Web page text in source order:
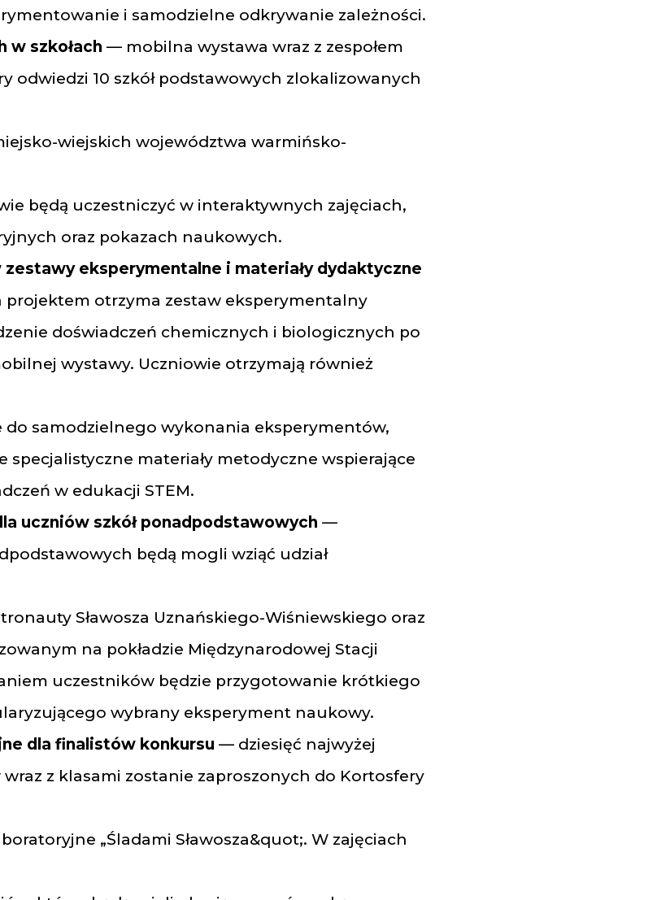
i samodzielne odkrywanie zależności.
w szkołach — mobilna wystawa wraz z zespołem
odwiedzi 10 szkół podstawowych zlokalizowanych
wiejskich województwa warmińsko-
będą uczestniczyć w interaktywnych zajęciach,
oraz pokazach naukowych.
zestawy eksperymentalne i materiały dydaktyczne
projektem otrzyma zestaw eksperymentalny
doświadczeń chemicznych i biologicznych po
wystawy. Uczniowie otrzymają również
do samodzielnego wykonania eksperymentów,
specjalistyczne materiały metodyczne wspierające
w edukacji STEM.
uczniów szkół ponadpodstawowych —
będą mogli wziąć udział
Sławosza Uznańskiego-Wiśniewskiego oraz
na pokładzie Międzynarodowej Stacji
uczestników będzie przygotowanie krótkiego
wybrany eksperyment naukowy.
dla finalistów konkursu — dziesięć najwyżej
wraz z klasami zostanie zaproszonych do Kortosfery
„Śladami Sławosza&quot;. W zajęciach